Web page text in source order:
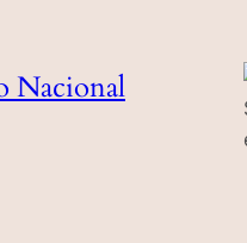
Nacional